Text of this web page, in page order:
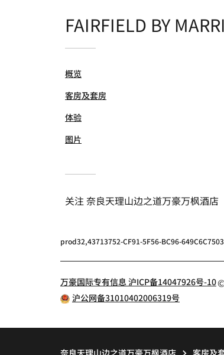
FAIRFIELD BY
概览
客房及套房
体验
图片
关注奈良天理山边之道万豪万枫酒店
prod32,43713752-CF91-5F56-BC96-
万豪国际专有信息 沪ICP备14047926号-10
沪公网备31010402006319号